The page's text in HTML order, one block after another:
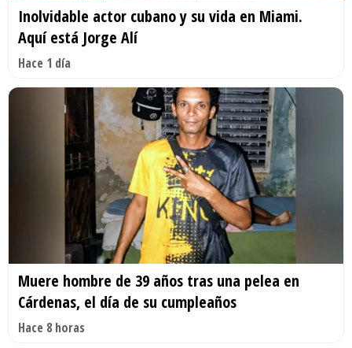
Inolvidable actor cubano y su vida en Miami.
Aquí está Jorge Alí
Hace 1 día
Muere hombre de 39 años tras una pelea en
Cárdenas, el día de su cumpleaños
Hace 8 horas